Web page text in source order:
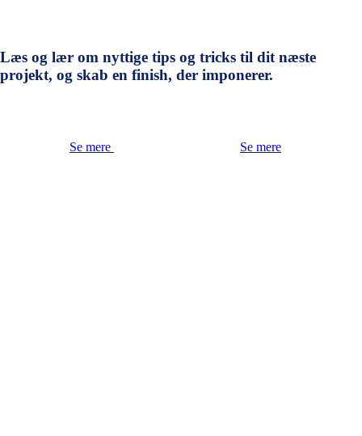
Læs og lær om nyttige tips og tricks til dit næste
projekt, og skab en finish, der imponerer.
Se mere Se mere